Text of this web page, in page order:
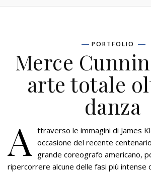
PORTFOLIO
Merce
arte totale
danza
A ttraverso le immagini di James
occasione del recente
grande coreografo americano,
ripercorrere alcune delle fasi più intense